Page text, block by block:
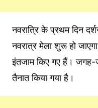
नवरात्रि के प्रथम दिन
नवरात्र मेला शुरू हो
इंतजाम किए गए हैं। जगह-
तैनात किया गया है।